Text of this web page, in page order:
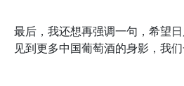
最后，我还想再强调一句，希望
见到更多中国葡萄酒的身影，我们